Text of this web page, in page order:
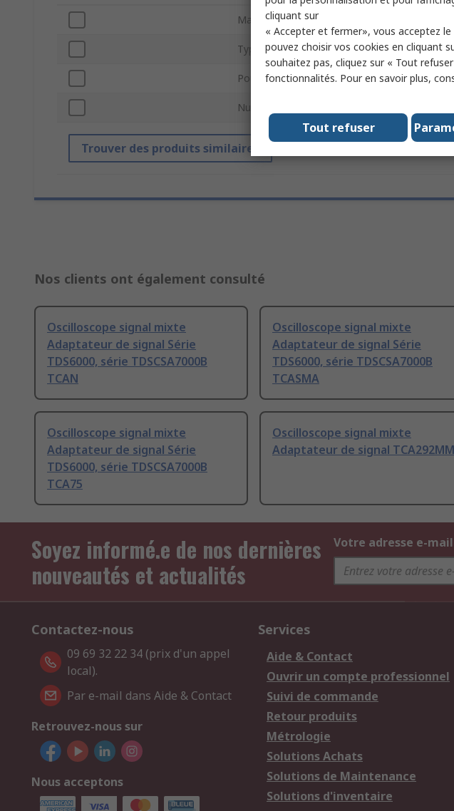
Marque
Type de produit Module
Pour être utilisé avec Série TDS/
Numéro de modèle
Trouver des produits similaires
Nos clients ont également consulté
Oscilloscope signal mixte
Adaptateur de signal Série
TDS6000, série TDSCSA7000B
TCAN
Oscilloscope signal mixte
Adaptateur de signal Série
TDS6000, série TDSCSA7000B
TCASMA
Oscilloscope signal mixte
Adaptateur de signal Série
TDS6000, série TDSCSA7000B
TCA75
Oscilloscope signal mixte
Adaptateur de signal TCA292MM
Soyez informé.e de nos dernières
nouveautés et actualités
Votre adresse e-mail
Contactez-nous
09 69 32 22 34 (prix d'un appel
local).
Par e-mail dans Aide & Contact
Retrouvez-nous sur
Nous acceptons
Services
Aide & Contact
Ouvrir un compte professionnel
Suivi de commande
Retour produits
Métrologie
Solutions Achats
Solutions de Maintenance
Solutions d'inventaire
cliquant sur
« Accepter et fermer», vous acceptez
pouvez choisir vos cookies en cliquant
souhaitez pas, cliquez sur « Tout
fonctionnalités. Pour en savoir plus,
Tout refuser